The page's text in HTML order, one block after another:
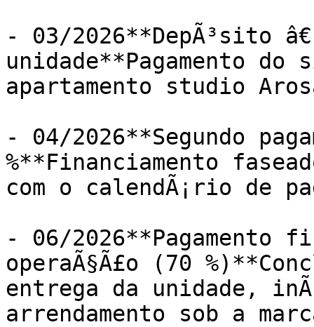
- 03/2026**DepÃ³sito
unidade**Pagamento
apartamento studio
- 04/2026**Segundo
%**Financiamento
com o calendÃ¡rio de
- 06/2026**Pagamento
operaÃ§Ã£o (70
entrega da unidade,
arrendamento sob a